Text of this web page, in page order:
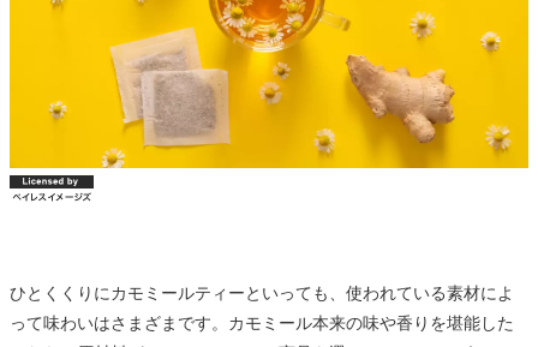
ひとくくりにカモミールティーといっても、使われている素材によ
って味わいはさまざまです。カモミール本来の味や香りを堪能した